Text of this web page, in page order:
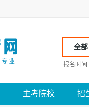
全部
报名时间
主考院校 招